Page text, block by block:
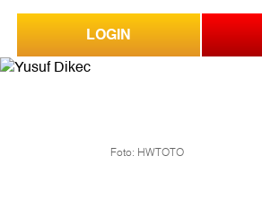
LOGIN
Foto: HWTOTO